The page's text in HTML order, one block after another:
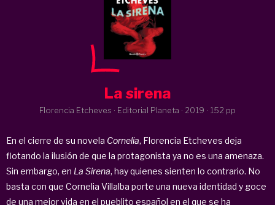
La sirena
Florencia Etcheves · Editorial Planeta · 2019 · 152 pp
En el cierre de su novela Cornelia, Florencia Etcheves deja
flotando la ilusión de que la protagonista ya no es una amenaza.
Sin embargo, en La Sirena, hay quienes sienten lo contrario. No
basta con que Cornelia Villalba porte una nueva identidad y goce
de una mejor vida en el pueblito español en el que se ha